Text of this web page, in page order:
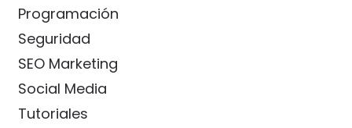
Programación
Seguridad
SEO Marketing
Social Media
Tutoriales